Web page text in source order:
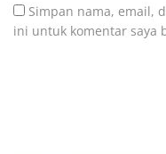
Simpan nama, email,
ini untuk komentar saya